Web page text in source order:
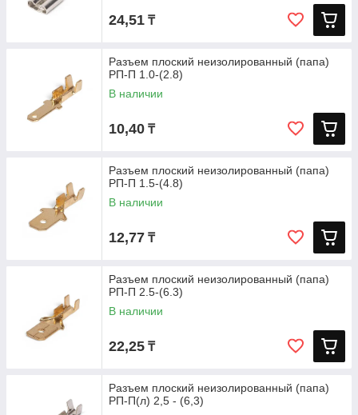
24,51 ₸
Разъем плоский неизолированный (папа)
РП-П 1.0-(2.8)
В наличии
10,40 ₸
Разъем плоский неизолированный (папа)
РП-П 1.5-(4.8)
В наличии
12,77 ₸
Разъем плоский неизолированный (папа)
РП-П 2.5-(6.3)
В наличии
22,25 ₸
Разъем плоский неизолированный (папа)
РП-П(л) 2,5 - (6,3)